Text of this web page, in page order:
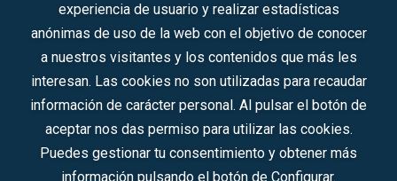
Sociedad Mercantil Estatal para la Gestión de la Innovación y las
Inscrita en el R.M. de Madrid, T, 12593, Se. 8, F. 129, H. 201.307.
C.I.F.: A-81/874.984
Síguenos en redes sociales:
experiencia de usuario y realizar estadísticas
anónimas de uso de la web con el objetivo de conocer
a nuestros visitantes y los contenidos que más les
interesan. Las cookies no son utilizadas para recaudar
información de carácter personal. Al pulsar el botón de
aceptar nos das permiso para utilizar las cookies.
Puedes gestionar tu consentimiento y obtener más
información pulsando el botón de Configurar.